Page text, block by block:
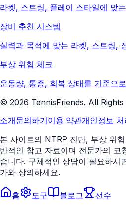
라켓, 스트링, 플레이 스타일에 맞
장비 추천 시스템
실력과 목적에 맞는 라켓, 스트링,
부상 위험 체크
운동량, 통증, 회복 상태를 기준으
© 2026 TennisFriends. All Rights
소개문의하기이용 약관개인정보 처
본 사이트의 NTRP 진단, 부상 위
반적인 참고 자료이며 전문가의 코
습니다. 구체적인 상담이 필요하시
가와 상의하세요.
홈 도구 블로그 선수